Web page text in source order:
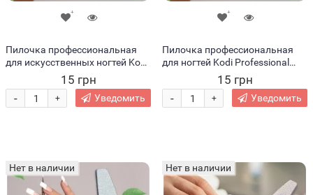
Пилочка профессиональная
для искусственных ногтей Kodi
Professional 100/100, Серая
(1967)
15 грн
+
- Уведомить
Пилочка профессиональная
для ногтей Kodi Professional
100/180, Серая (1967)
15 грн
+
- Уведомить
Нет в наличии Нет в наличии